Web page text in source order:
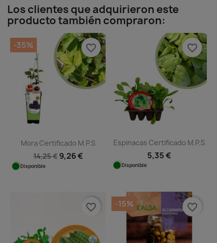
Los clientes que adquirieron este
producto también compraron:
Mora Certificado M.P.S
14,25 € 9,26 €
Disponible
-35% favorite_border
Espinacas Certificado M.P.S
5,35 €
Disponible
favorite_border
favorite_border -15% favorite_border